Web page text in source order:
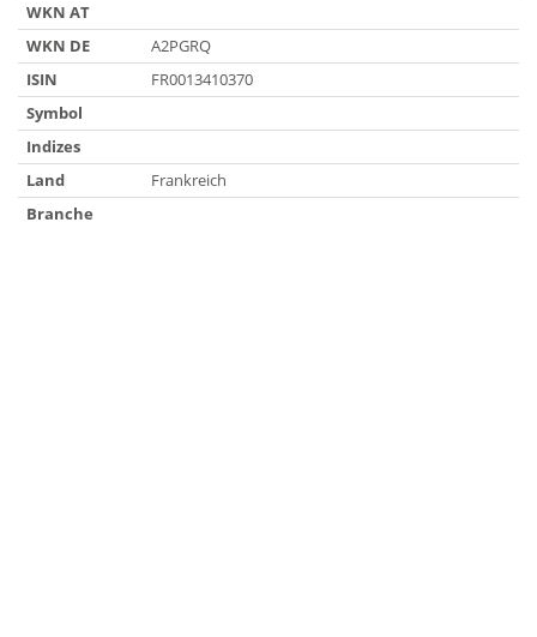
WKN AT
WKN DE
A2PGRQ
ISIN
FR0013410370
Symbol
Indizes
Land
Frankreich
Branche